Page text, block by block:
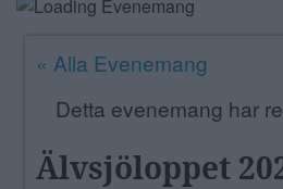
NÄRINGSLIV
« Alla Evenemang
Detta evenemang har
Älvsjöloppet